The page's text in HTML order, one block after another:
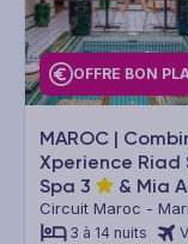
OFFRE BON
MAROC |
Xperience Riad
Spa 3 & Mia
Circuit Maroc -
3 à 14 nuits